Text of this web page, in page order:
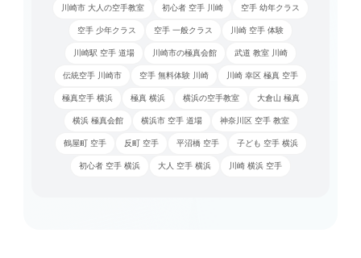
川崎市 大人の空手教室 初心者 空手 川崎 空手 幼年クラス
空手 少年クラス 空手 一般クラス 川崎 空手 体験
川崎駅 空手 道場 川崎市の極真会館 武道 教室 川崎
伝統空手 川崎市 空手 無料体験 川崎 川崎 幸区 極真 空手
極真空手 横浜 極真 横浜 横浜の空手教室 大倉山 極真
横浜 極真会館 横浜市 空手 道場 神奈川区 空手 教室
鶴屋町 空手 反町 空手 平沼橋 空手 子ども 空手 横浜
初心者 空手 横浜 大人 空手 横浜 川崎 横浜 空手